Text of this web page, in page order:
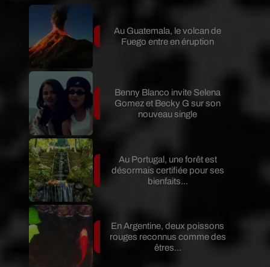
Au Guatemala, le volcan de
Fuego entre en éruption
Benny Blanco invite Selena
Gomez et Becky G sur son
nouveau single
Au Portugal, une forêt est
désormais certifiée pour ses
bienfaits...
En Argentine, deux poissons
rouges reconnus comme des
êtres...